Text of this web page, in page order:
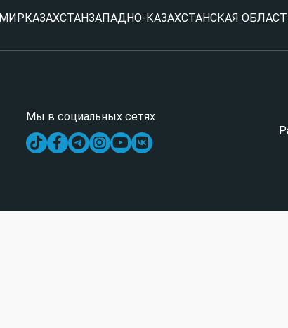
МИР КАЗАХСТАНЗАПАДНО-КАЗАХСТАНСКАЯ
Мы в социальных сетях